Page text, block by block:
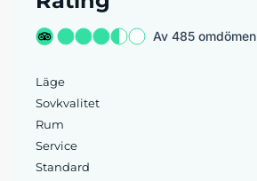
Av 485 omdömen
Läge
Sovkvalitet
Rum
Service
Standard